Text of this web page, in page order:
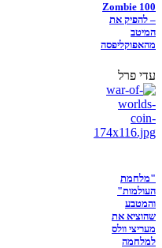
Zombie 100
– להפיק את
המיטב
מהאפוקליפסה
עדי פרל
"מלחמת
העולמות"
והמטבע
שהוציא את
מעריצי וולס
למלחמה